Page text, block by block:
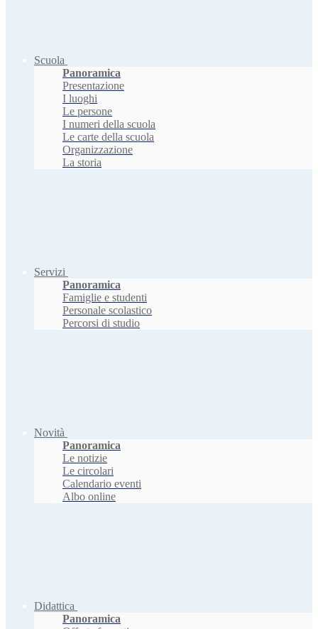
Scuola
Panoramica
Presentazione
I luoghi
Le persone
I numeri della scuola
Le carte della scuola
Organizzazione
La storia
Servizi
Panoramica
Famiglie e studenti
Personale scolastico
Percorsi di studio
Novità
Panoramica
Le notizie
Le circolari
Calendario eventi
Albo online
Didattica
Panoramica